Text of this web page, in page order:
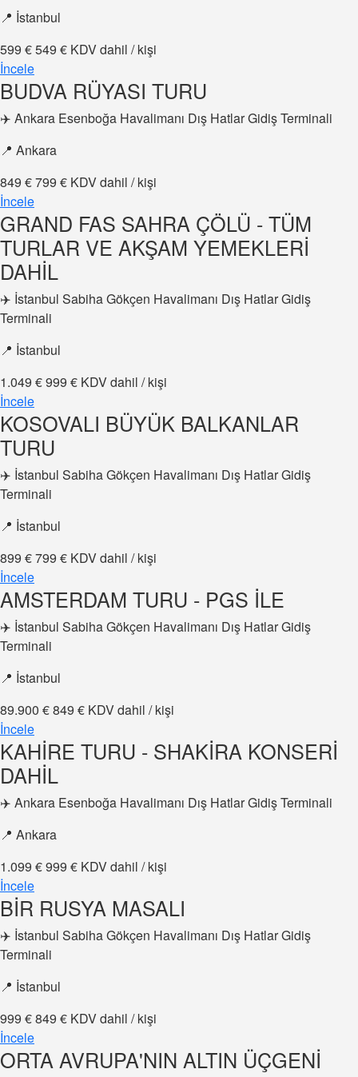
📍 İstanbul
599 €549 € KDV dahil / kişi
İncele
BUDVA RÜYASI TURU
✈️ Ankara Esenboğa Havalimanı Dış Hatlar Gidiş Terminali
📍 Ankara
849 €799 € KDV dahil / kişi
İncele
GRAND FAS SAHRA ÇÖLÜ - TÜM
TURLAR VE AKŞAM YEMEKLERİ
DAHİL
✈️ İstanbul Sabiha Gökçen Havalimanı Dış Hatlar Gidiş
Terminali
📍 İstanbul
1.049 €999 € KDV dahil / kişi
İncele
KOSOVALI BÜYÜK BALKANLAR
TURU
✈️ İstanbul Sabiha Gökçen Havalimanı Dış Hatlar Gidiş
Terminali
📍 İstanbul
899 €799 € KDV dahil / kişi
İncele
AMSTERDAM TURU - PGS İLE
✈️ İstanbul Sabiha Gökçen Havalimanı Dış Hatlar Gidiş
Terminali
📍 İstanbul
89.900 €849 € KDV dahil / kişi
İncele
KAHİRE TURU - SHAKİRA KONSERİ
DAHİL
✈️ Ankara Esenboğa Havalimanı Dış Hatlar Gidiş Terminali
📍 Ankara
1.099 €999 € KDV dahil / kişi
İncele
BİR RUSYA MASALI
✈️ İstanbul Sabiha Gökçen Havalimanı Dış Hatlar Gidiş
Terminali
📍 İstanbul
999 €849 € KDV dahil / kişi
İncele
ORTA AVRUPA'NIN ALTIN ÜÇGENİ